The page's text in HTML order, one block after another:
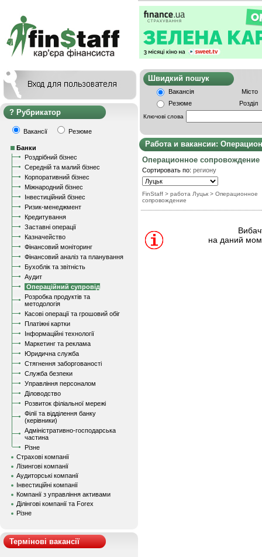
Рубрикатор
Вакансії Резюме
Банки
Роздрібний бізнес
Середній та малий бізнес
Корпоративний бізнес
Міжнародний бізнес
Інвестиційний бізнес
Ризик-менеджмент
Кредитування
Заставні операції
Казначейство
Фінансовий моніторинг
Фінансовий аналіз та планування
Бухоблік та звітність
Аудит
Операційний супровід
Розробка продуктів та
методологія
Касові операції та грошовий обіг
Платіжні картки
Інформаційні технології
Маркетинг та реклама
Юридична служба
Стягнення заборгованості
Служба безпеки
Управління персоналом
Діловодство
Розвиток філіальної мережі
Філії та відділення банку
(керівники)
Адміністративно-господарська
частина
Різне
Страхові компанії
Лізингові компанії
Аудиторські компанії
Інвестиційні компанії
Компанії з управління активами
Ділінгові компанії та Forex
Різне
Термінові вакансії
Швидкий
Вакансія
Місто
Резюме
Розділ
Ключові слова
Работа и вакансии:
Операционное сопровождение
Сортировать по: региону
FinStaff > работа Луцьк > Операционное
сопровождение
на даний